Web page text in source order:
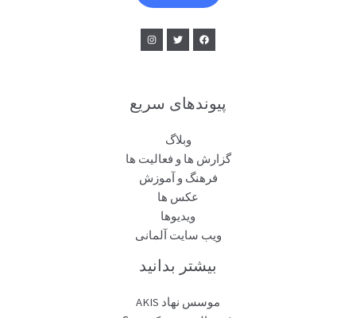
پیوندهای سریع
وبلاگ
گزارش ها و فعالیت ها
فرهنگ و آموزش
عکس ها
ویدیوها
ویب سایت آلمانی
بیشتر بدانید
موسس نهاد AKIS